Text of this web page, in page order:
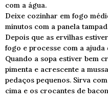
com a água.
Deixe cozinhar em fogo
minutos com a panela
Depois que as ervilhas
fogo e processe com a
Quando a sopa estiver bem
pimenta e acrescente a
pedaços pequenos. Sirva
cima e os crocantes de